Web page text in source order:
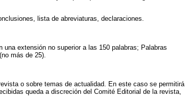
lista de abreviaturas, declaraciones.
extensión no superior a las 150 palabras; Palabras
más de 25).
o sobre temas de actualidad. En este caso se permitirá
queda a discreción del Comité Editorial de la revista,